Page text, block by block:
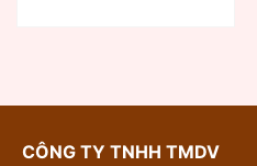
CÔNG TY TNHH TMDV